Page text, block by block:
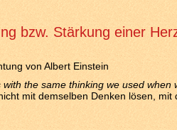
bzw. Stärkung einer
von Albert Einstein
with the same thinking we used when
mit demselben Denken lösen, mit